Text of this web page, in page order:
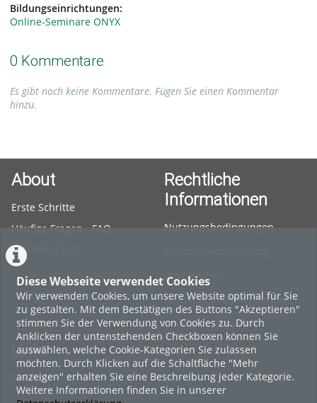
Diese Webseite verwendet Cookies
Wir verwenden Cookies, um unsere Website optimal für Sie
zu gestalten. Mit dem Bestätigen des Buttons "Akzeptieren"
stimmen Sie der Verwendung von Cookies zu. Durch
Anklicken der untenstehenden Checkboxen können Sie
auswählen, welche Cookie-Kategorien Sie zulassen
möchten. Durch Klicken auf die Schaltfläche "Mehr
anzeigen" erhalten Sie eine Beschreibung jeder Kategorie.
Weitere Informationen finden Sie in unserer
Bildungseinrichtungen:
Online-Seminare ONYX
0 Kommentare
Es gibt noch keine Kommentare. Fügen Sie einen Kommentar
hinzu.
About
Erste Schritte
Häufige Fragen - FAQ
Betriebsstatus
Rechtliche
Informationen
Nutzungsbedingungen
Impressum
Barrierefreiheitserklärung
Cookie-Zustimmung
Links
Sitemap